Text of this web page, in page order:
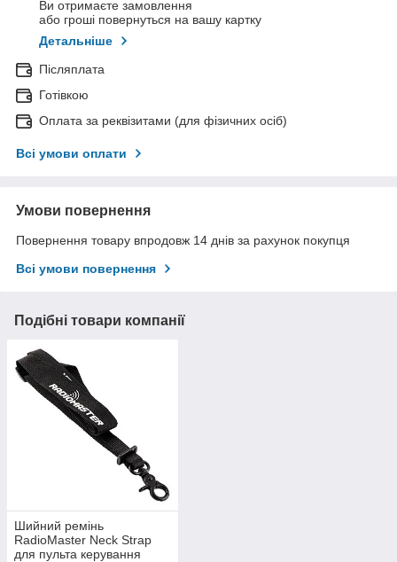
Ви отримаєте замовлення
або гроші повернуться на вашу картку
Детальніше
Післяплата
Готівкою
Оплата за реквізитами (для фізичних осіб)
Всі умови оплати
Умови повернення
Повернення товару впродовж 14 днів за рахунок покупця
Всі умови повернення
Подібні товари компанії
Шийний ремінь
RadioMaster Neck Strap
для пульта керування